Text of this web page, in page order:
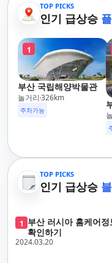
TOP PICKS
인기 급상승
1
부산 국립해양박물관
놀거리 326km
주차가능
TOP PICKS
인기 급상승
1 부산 러시아 홈케어
확인하기
2024.03.20